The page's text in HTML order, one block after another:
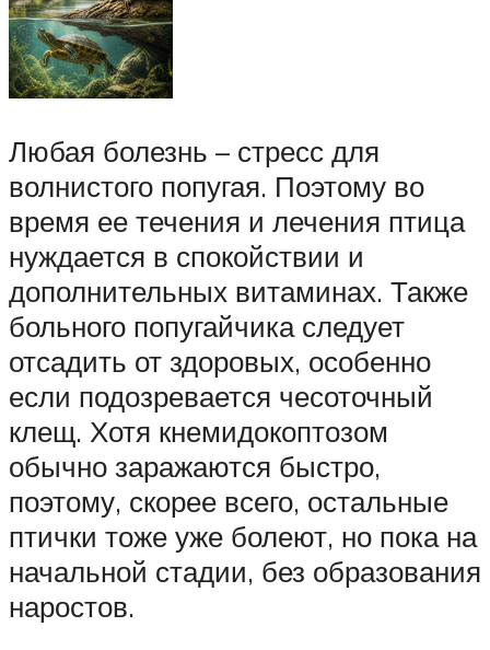
Любая болезнь – стресс для
волнистого попугая. Поэтому во
время ее течения и лечения птица
нуждается в спокойствии и
дополнительных витаминах. Также
больного попугайчика следует
отсадить от здоровых, особенно
если подозревается чесоточный
клещ. Хотя кнемидокоптозом
обычно заражаются быстро,
поэтому, скорее всего, остальные
птички тоже уже болеют, но пока на
начальной стадии, без образования
наростов.